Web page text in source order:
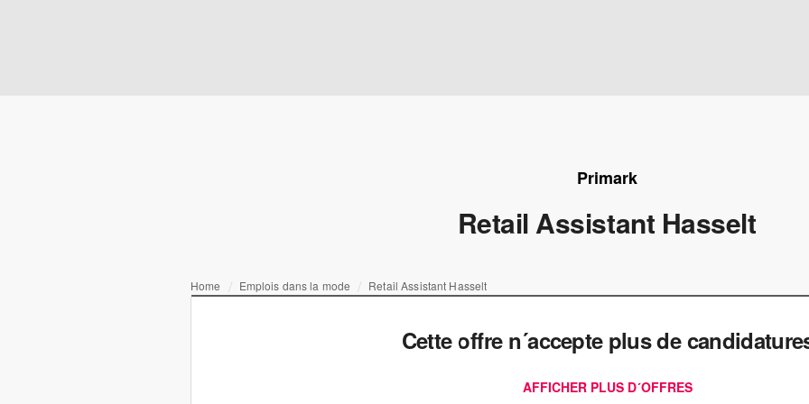
Primark
Retail Assistant Hasselt
Home Emplois dans la mode Retail Assistant Hasselt
Cette offre n´accepte plus de
AFFICHER PLUS D´OFFRES